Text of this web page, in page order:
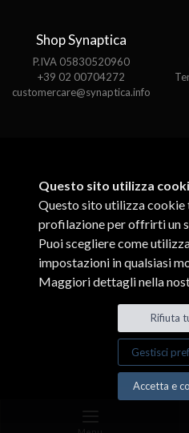
Shop Synaptica
P.IVA 05830520960
+39 02 00704272
customercare@synaptica.info
Questo sito utilizza
Questo sito utilizza cookie
profilazione per offrirti un
Puoi scegliere come
impostazioni in qualsiasi
Maggiori dettagli nella
Rifiuta
Gestisci
Accetta e